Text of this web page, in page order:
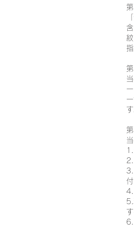
2.
3.
4.
5.
6.